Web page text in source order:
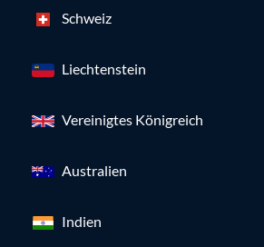
Schweiz
Liechtenstein
Vereinigtes Königreich
Australien
Indien